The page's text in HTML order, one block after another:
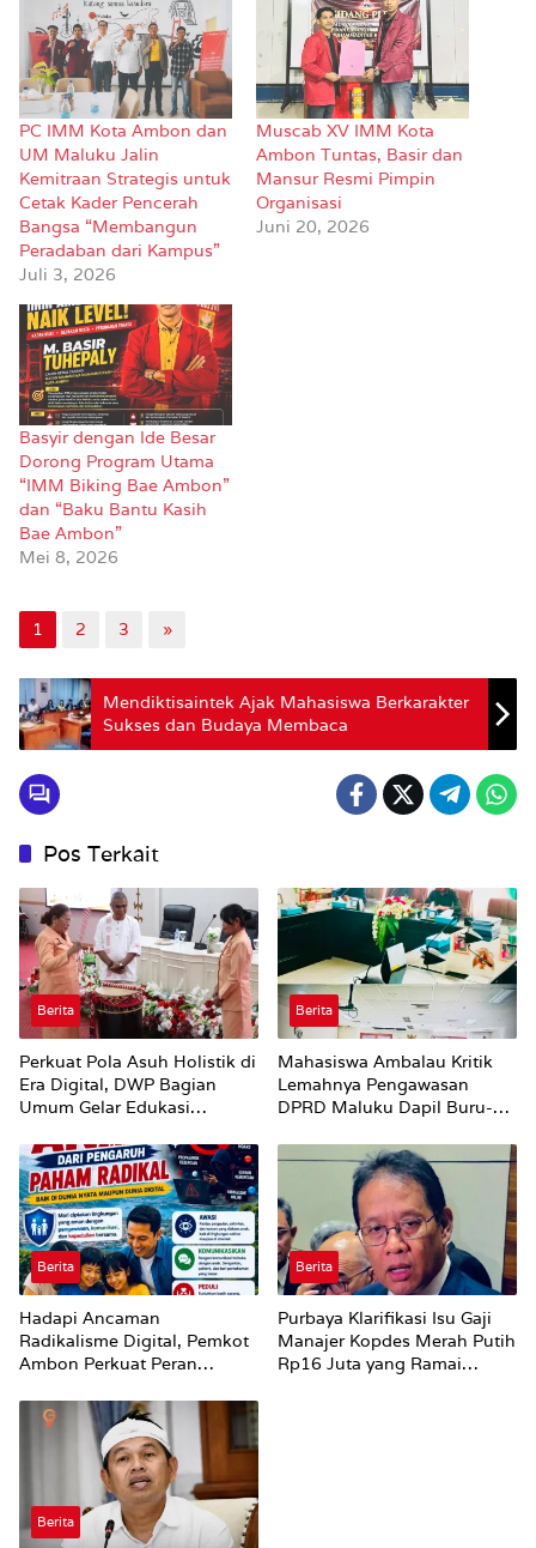
PC IMM Kota Ambon dan
UM Maluku Jalin
Kemitraan Strategis untuk
Cetak Kader Pencerah
Bangsa “Membangun
Peradaban dari Kampus”
Juli 3, 2026
Muscab XV IMM Kota
Ambon Tuntas, Basir dan
Mansur Resmi Pimpin
Organisasi
Juni 20, 2026
Basyir dengan Ide Besar
Dorong Program Utama
“IMM Biking Bae Ambon”
dan “Baku Bantu Kasih
Bae Ambon”
Mei 8, 2026
1 2 3 »
Mendiktisaintek Ajak Mahasiswa Berkarakter
Sukses dan Budaya Membaca
Pos Terkait
Berita
Perkuat Pola Asuh Holistik di
Era Digital, DWP Bagian
Umum Gelar Edukasi
Berita
Mahasiswa Ambalau Kritik
Lemahnya Pengawasan
DPRD Maluku Dapil Buru-
Perubahan Status Jalan
Berita
Hadapi Ancaman
Radikalisme Digital, Pemkot
Ambon Perkuat Peran
Berita
Purbaya Klarifikasi Isu Gaji
Manajer Kopdes Merah Putih
Rp16 Juta yang Ramai
Berita